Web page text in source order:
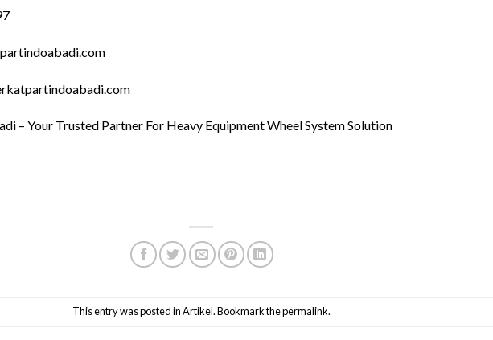
– Your Trusted Partner For Heavy Equipment Wheel System Solution
This entry was posted inArtikel. Bookmark thepermalink.